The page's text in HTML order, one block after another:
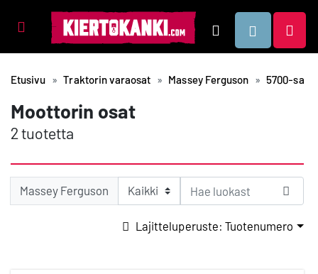
Tuotealueet Hae
Etusivu Traktorin varaosat Massey Ferguson 5700-sarja
Moottorin osat
2 tuotetta
Massey Ferguson
Lajitteluperuste: Tuotenumero